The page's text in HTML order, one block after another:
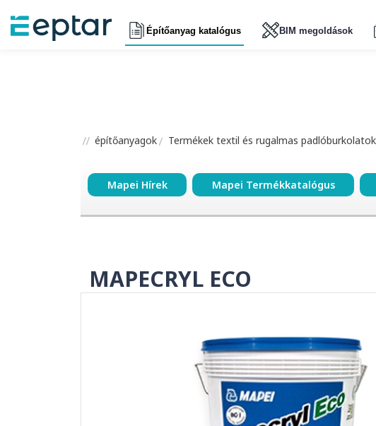
Építőanyag katalógus BIM megoldások
építőanyagok Termékek textil és rugalmas
Mapei Hírek Mapei Termékkatalógus
MAPECRYL ECO